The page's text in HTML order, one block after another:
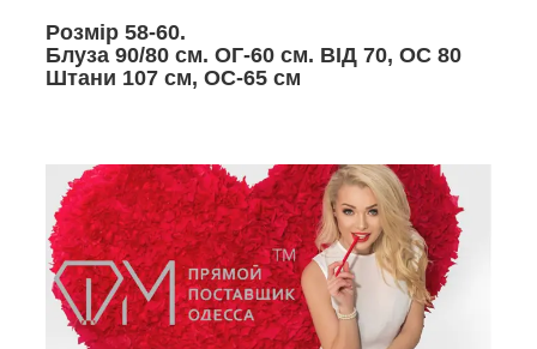
Розмір 58-60.
Блуза 90/80 см. ОГ-60 см. ВІД 70, ОС 80
Штани 107 см, ОС-65 см